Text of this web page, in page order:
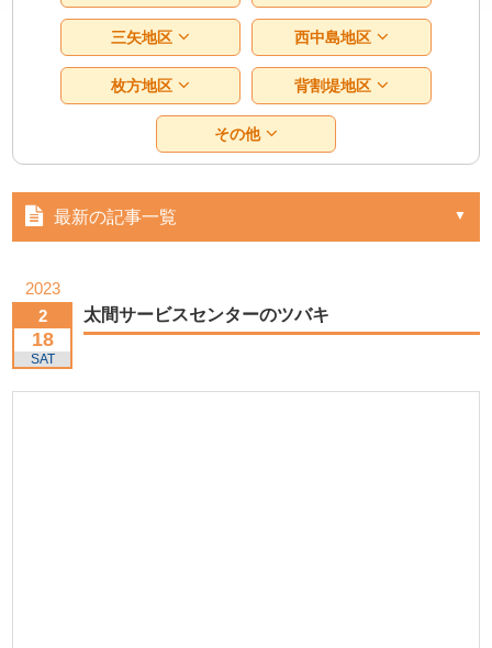
三矢地区 西中島地区
枚方地区 背割堤地区
その他
最新の記事一覧
2023
2
18
SAT
太間サービスセンターのツバキ